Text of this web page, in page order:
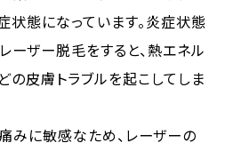
状態になっています。炎症状態
ーザー脱毛をすると、熱エネル
の皮膚トラブルを起こしてしま
みに敏感なため、レーザーの